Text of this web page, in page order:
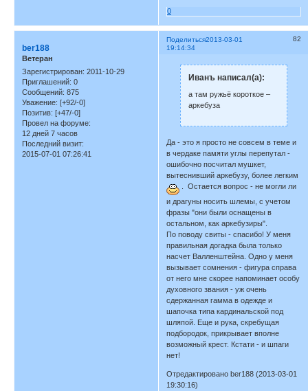
0
Поделиться 82
2013-03-01
19:14:34
ber188
Ветеран
Зарегистрирован: 2011-10-29
Приглашений: 0
Сообщений: 875
Уважение: [+92/-0]
Позитив: [+47/-0]
Провел на форуме:
12 дней 7 часов
Последний визит:
2015-07-01 07:26:41
Иванъ написал(а):
а там ружьё короткое –
аркебуза
Да - это я просто не совсем в теме и
в чердаке памяти углы перепутал -
ошибочно посчитал мушкет,
вытеснивший аркебузу, более легким
. Остается вопрос - не могли ли
и драгуны носить шлемы, с учетом
фразы "они были оснащены в
остальном, как аркебузиры".
По поводу свиты - спасибо! У меня
правильная догадка была только
насчет Валленштейна. Одно у меня
вызывает сомнения - фигура справа
от него мне скорее напоминает особу
духовного звания - уж очень
сдержанная гамма в одежде и
шапочка типа кардинальской под
шляпой. Еще и рука, скребущая
подбородок, прикрывает вполне
возможный крест. Кстати - и шпаги
нет!
Отредактировано ber188 (2013-03-01
19:30:16)